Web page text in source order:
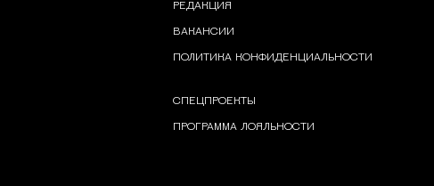
РЕДАКЦИЯ
ВАКАНСИИ
ПОЛИТИКА КОНФИДЕНЦИАЛЬНОСТИ
СПЕЦПРОЕКТЫ
ПРОГРАММА ЛОЯЛЬНОСТИ